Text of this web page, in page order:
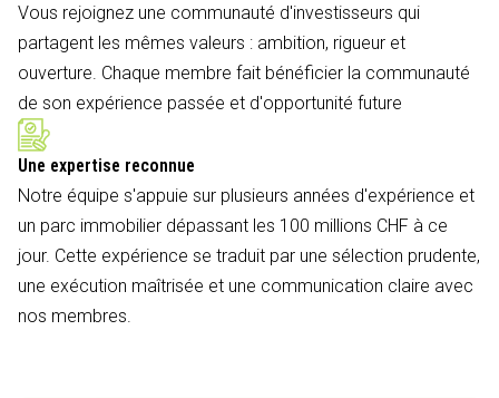
Vous rejoignez une communauté d'investisseurs qui
partagent les mêmes valeurs : ambition, rigueur et
ouverture. Chaque membre fait bénéficier la communauté
de son expérience passée et d'opportunité future
Une expertise reconnue
Notre équipe s'appuie sur plusieurs années d'expérience et
un parc immobilier dépassant les 100 millions CHF à ce
jour. Cette expérience se traduit par une sélection prudente,
une exécution maîtrisée et une communication claire avec
nos membres.